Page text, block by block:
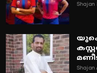
Shajan
Shajan